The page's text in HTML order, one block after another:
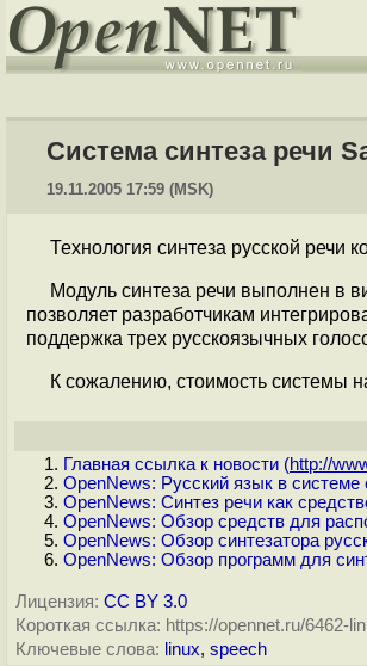
Система синтеза речи
19.11.2005 17:59 (MSK)
Технология синтеза русской речи
Модуль синтеза речи выполнен в
позволяет разработчикам
поддержка трех русскоязычных
К сожалению, стоимость системы
Главная ссылка к новости (http://
OpenNews: Русский язык в системе
OpenNews: Синтез речи как
OpenNews: Обзор средств для
OpenNews: Обзор синтезатора
OpenNews: Обзор программ для
Лицензия: CC BY 3.0
Короткая ссылка: https://opennet.ru/6462-
Ключевые слова: linux, speech